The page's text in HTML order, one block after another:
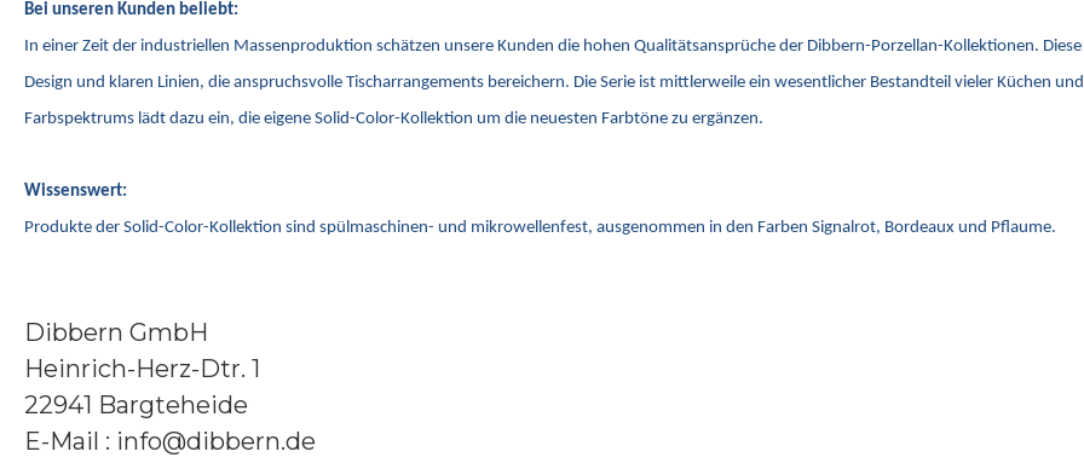
Bei unseren Kunden beliebt:
In einer Zeit der industriellen Massenproduktion schätzen unsere Kunden die hohen Qualitätsansprüche der Dibbern-Porzellan-Kollektionen.
Design und klaren Linien, die anspruchsvolle Tischarrangements bereichern. Die Serie ist mittlerweile ein wesentlicher Bestandteil vieler Küchen
Farbspektrums lädt dazu ein, die eigene Solid-Color-Kollektion um die neuesten Farbtöne zu ergänzen.
Wissenswert:
Produkte der Solid-Color-Kollektion sind spülmaschinen- und mikrowellenfest, ausgenommen in den Farben Signalrot, Bordeaux und Pflaume.
Dibbern GmbH
Heinrich-Herz-Dtr. 1
22941 Bargteheide
E-Mail : info@dibbern.de